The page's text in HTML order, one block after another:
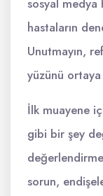
sosyal medya
hastaların
Unutmayın,
yüzünü
İlk muayene
gibi bir şey
sorun,